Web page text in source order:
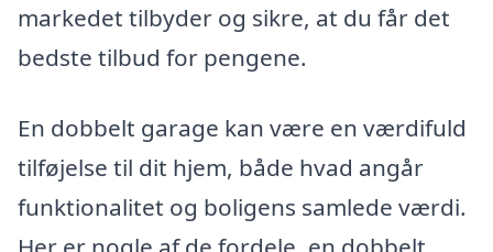
markedet tilbyder og sikre, at du får det
bedste tilbud for pengene.
En dobbelt garage kan være en værdifuld
tilføjelse til dit hjem, både hvad angår
funktionalitet og boligens samlede værdi.